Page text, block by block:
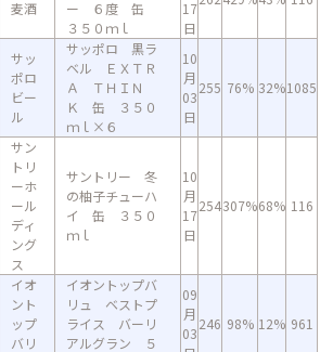
麦酒
ー ６度 缶
３５０ｍｌ
17
日
サッ
ポロ
ビー
ル
サッポロ 黒ラ
ベル ＥＸＴＲ
Ａ ＴＨＩＮ
Ｋ 缶 ３５０
ｍｌ×６
10
月
03
日
255 76% 32%1085
サン
トリ
ーホ
ール
ディ
ング
ス
サントリー 冬
の柚子チューハ
イ 缶 ３５０
ｍｌ
10
月
17
日
254307%68% 116
イオ
ント
ップ
バリ
イオントップバ
リュ ベストプ
ライス バーリ
アルグラン ５
09
月
03
246 98% 12% 961